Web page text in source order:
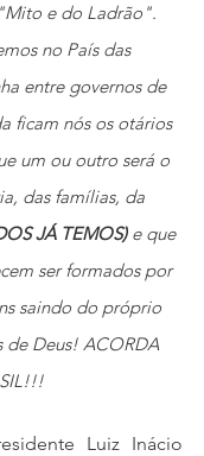
e do Ladrão".
no País das
entre governos de
ficam nós os otários
um ou outro será o
das famílias, da
JÁ TEMOS) e que
ser formados por
saindo do próprio
de Deus! ACORDA
Luiz Inácio